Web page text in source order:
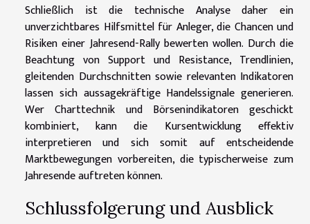
Schließlich ist die technische Analyse daher ein
unverzichtbares Hilfsmittel für Anleger, die Chancen und
Risiken einer Jahresend-Rally bewerten wollen. Durch die
Beachtung von Support und Resistance, Trendlinien,
gleitenden Durchschnitten sowie relevanten Indikatoren
lassen sich aussagekräftige Handelssignale generieren.
Wer Charttechnik und Börsenindikatoren geschickt
kombiniert, kann die Kursentwicklung effektiv
interpretieren und sich somit auf entscheidende
Marktbewegungen vorbereiten, die typischerweise zum
Jahresende auftreten können.
Schlussfolgerung und Ausblick